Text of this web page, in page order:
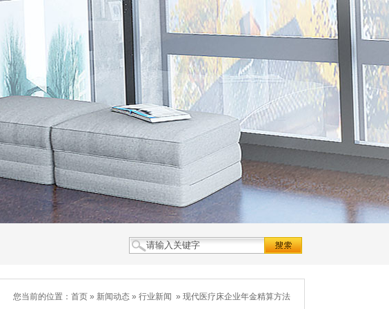
您当前的位置： 首页 » 新闻动态 » 行业新闻 » 现代医疗床企业年金精算方法